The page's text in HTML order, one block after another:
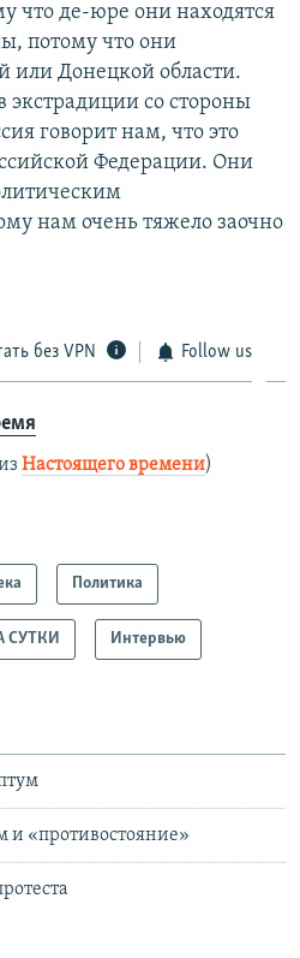
что де-юре они находятся
потому что они
или Донецкой области.
со стороны
говорит нам, что это
Федерации. Они
нам очень тяжело заочно
без VPN Follow us
Настоящего времени)
Политика
СУТКИ Интервью
«противостояние»